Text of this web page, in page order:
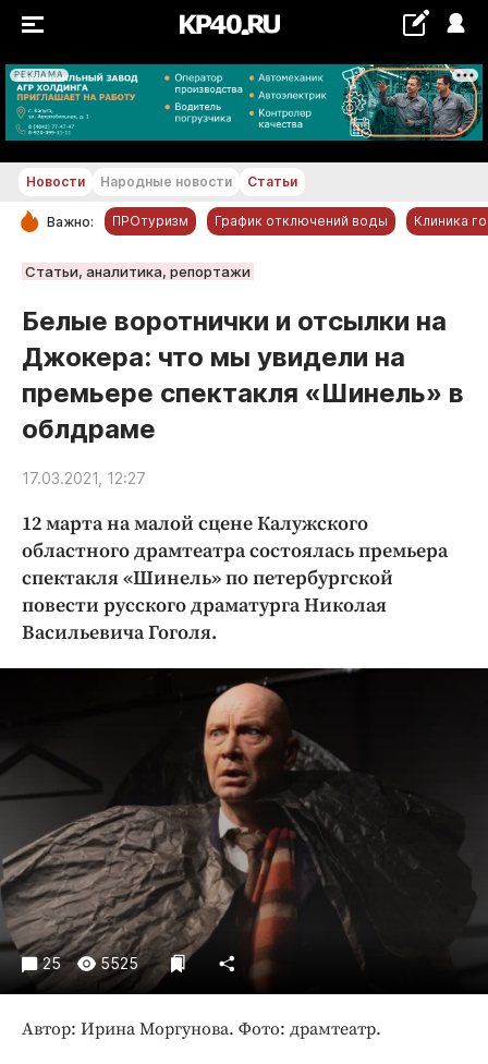
РЕКЛАМА
+19...+20 °С
РУБРИКИ
Новости компаний
Статьи
Народные новости
Авто и транспорт
Благоустройство
Культура
Недвижимость и ЖКХ
Образование
Общество
Погода
Экономика и бизнес
ПРОЕКТЫ
Блоги
Издания
Медиаперсона
Интересное чтиво
Новости Народные новости Статьи
Важно: ПРОтуризм График отключений воды Клиника
Статьи, аналитика, репортажи
Белые воротнички и отсылки на
Джокера: что мы увидели на
премьере спектакля «Шинель» в
облдраме
17.03.2021, 12:27
12 марта на малой сцене Калужского
областного драмтеатра состоялась премьера
спектакля «Шинель» по петербургской
повести русского драматурга Николая
Васильевича Гоголя.
25 5525
Автор: Ирина Моргунова. Фото: драмтеатр.